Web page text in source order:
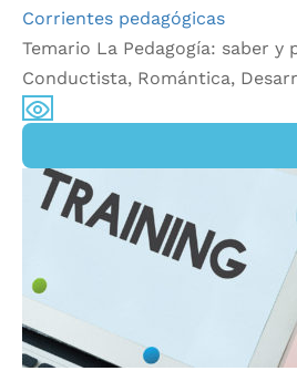
Corrientes pedagógicas
Temario La Pedagogía: saber
Conductista, Romántica,